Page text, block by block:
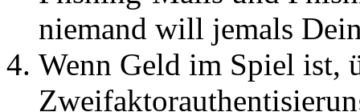
niemand will jemals
Wenn Geld im Spiel ist,